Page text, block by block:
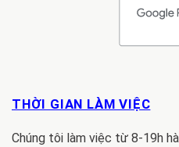
THỜI GIAN LÀM VIỆC
Chúng tôi làm việc từ 8-19h